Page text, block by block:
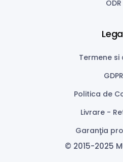
ODR
Termene si
GDPR
Politica de
Livrare -
Garanţia
© 2015-2025